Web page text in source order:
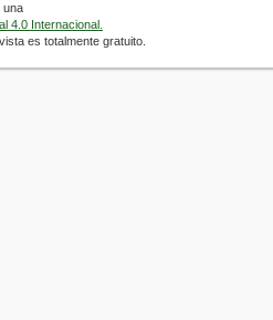
una
4.0 Internacional.
es totalmente gratuito.